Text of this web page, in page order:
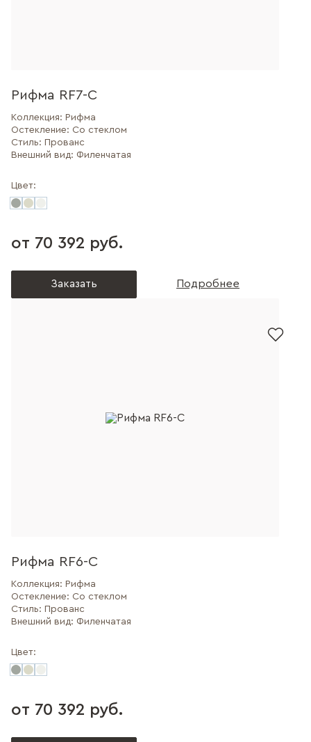
Рифма RF7-C
Коллекция: Рифма
Остекление: Со стеклом
Стиль: Прованс
Внешний вид: Филенчатая
Цвет:
от 70 392 руб.
Заказать Подробнее
Рифма RF6-C
Коллекция: Рифма
Остекление: Со стеклом
Стиль: Прованс
Внешний вид: Филенчатая
Цвет:
от 70 392 руб.